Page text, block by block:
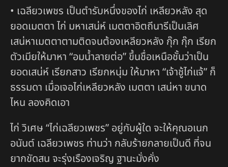
• เฉลียวเพชร เป็นตำรับหนึ่งของไก่ เหลียวหลัง สุด
ยอดเมตตา ไก่ มหาเสน่ห์ เมตตาอิตถีนารีเป็นเลิศ
เสน่หาเมตตาตามติดจนต้องเหลียวหลัง กุ๊ก กุ๊ก เรียก
ตัวเมียให้มาหา “อมน้ำลายต่อ” ขึ้นชื่อเหนือชั้นว่าเป็น
ยอดเสน่ห์ เรียกสาว เรียกหนุ่ม ให้มาหา “เจ้าชู้ไก่แจ้” ก็
ธรรมดา เมื่อเจอไก่เหลียวหลัง เมตตา เสน่หา ขนาด
ไหน ลองคิดเอา
ไก่ วิเศษ “ไก่เฉลียวเพชร” อยู่กับผู้ใด จะให้คุณอเนก
อนันต์ เฉลียวเพชร ท่านว่า กลับร้ายกลายเป็นดี ที่จน
ยากขัดสน จะรุ่งเรืองเจริญ ฐานะมั่งคั่ง